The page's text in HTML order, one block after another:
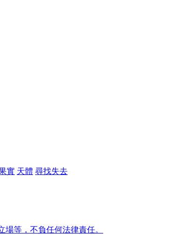
實 天體 尋找失去
等，不負任何法律責任。